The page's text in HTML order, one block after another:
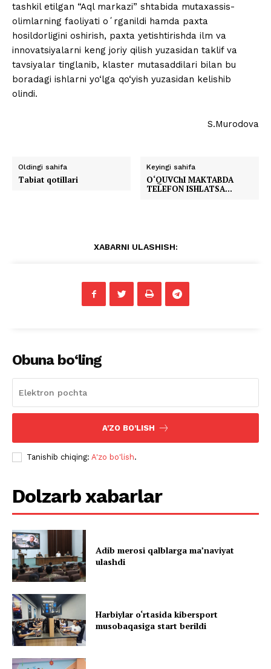
tashkil etilgan “Aql markazi” shtabida mutaxassis-
olimlarning faoliyati oʻrganildi hamda paxta
hosildorligini oshirish, paxta yetishtirishda ilm va
innovatsiyalarni keng joriy qilish yuzasidan taklif va
tavsiyalar tinglanib, klaster mutasaddilari bilan bu
boradagi ishlarni yo‘lga qo‘yish yuzasidan kelishib
olindi.
S.Murodova
Oldingi sahifa
Tabiat qotillari
Keyingi sahifa
O‘QUVChI MAKTABDA
TELEFON ISHLATSA…
XABARNI ULASHISH:
Obuna bo‘ling
A'ZO BO'LISH
Tanishib chiqing: A'zo bo'lish.
Dolzarb xabarlar
Adib merosi qalblarga maʼnaviyat
ulashdi
Harbiylar o‘rtasida kibersport
musobaqasiga start berildi